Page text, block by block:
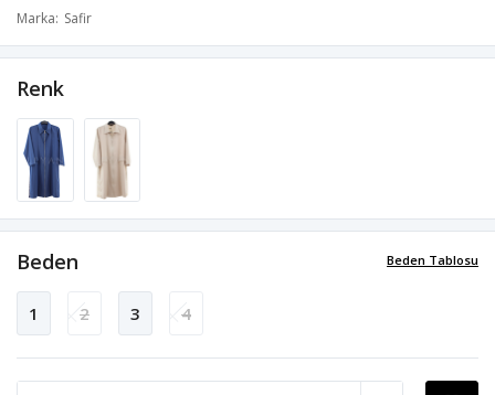
Marka Safir
Renk
Beden Tablosu
Beden
1 2 3 4